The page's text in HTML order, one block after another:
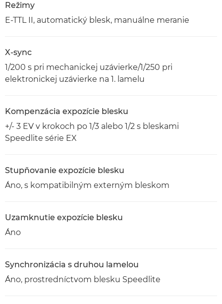
Režimy
E-TTL II, automatický blesk, manuálne meranie
X-sync
1/200 s pri mechanickej uzávierke/1/250 pri
elektronickej uzávierke na 1. lamelu
Kompenzácia expozície blesku
+/- 3 EV v krokoch po 1/3 alebo 1/2 s bleskami
Speedlite série EX
Stupňovanie expozície blesku
Áno, s kompatibilným externým bleskom
Uzamknutie expozície blesku
Áno
Synchronizácia s druhou lamelou
Áno, prostredníctvom blesku Speedlite